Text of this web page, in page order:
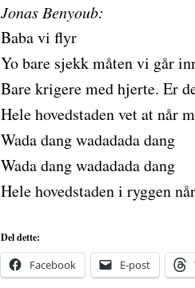
Jonas Benyoub:
Baba vi flyr
Yo bare sjekk måten vi går
Bare krigere med hjerte. Er
Hele hovedstaden vet at når
Wada dang wadadada dang
Wada dang wadadada dang
Hele hovedstaden i ryggen
Del dette:
Facebook E-post